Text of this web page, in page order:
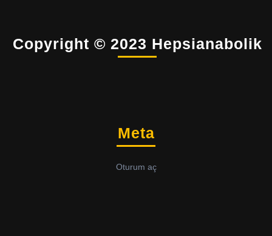
Copyright © 2023 Hepsianabolik
Meta
Oturum aç